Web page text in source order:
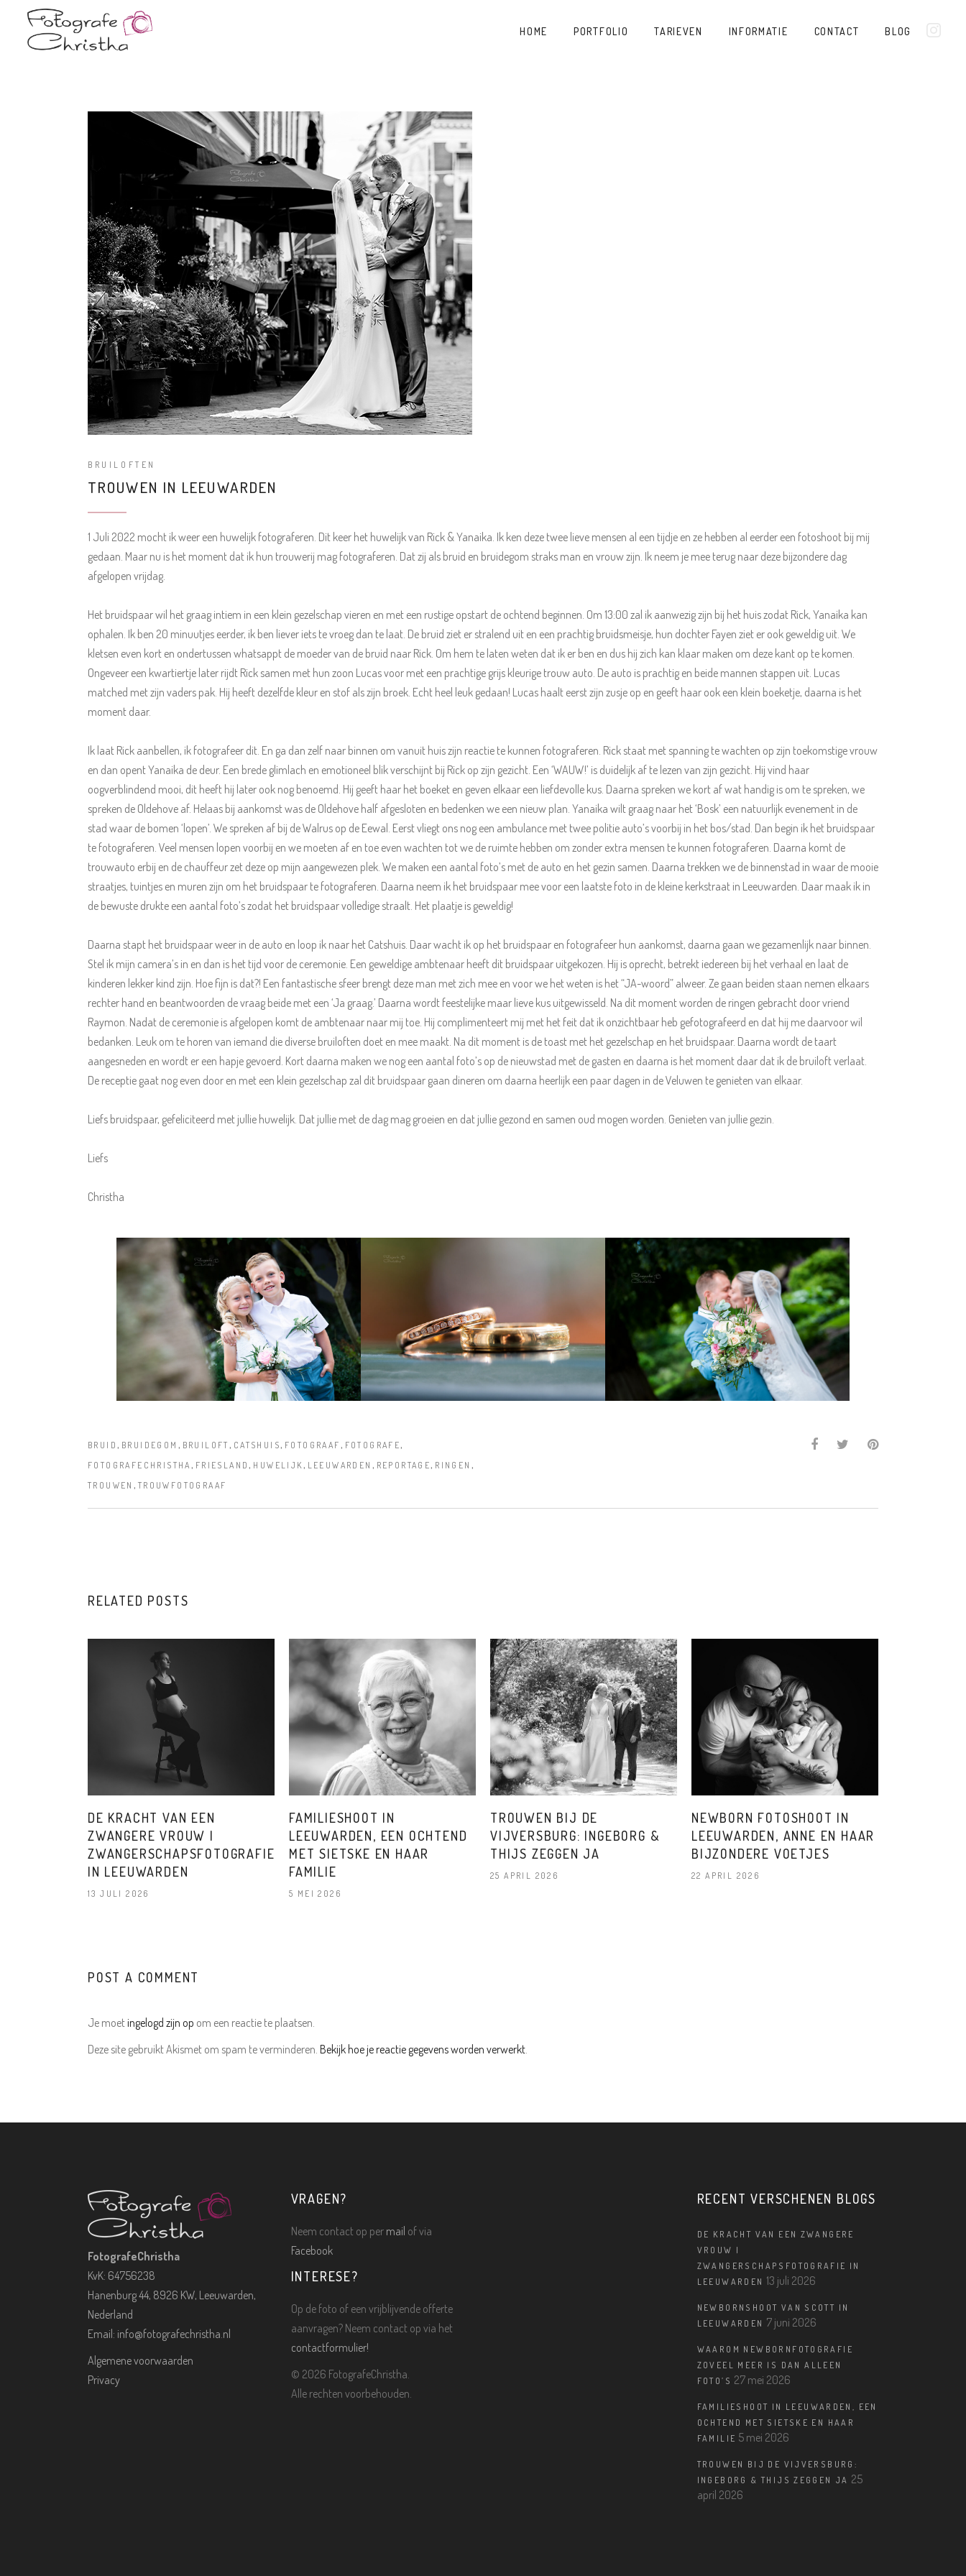
HOME PORTFOLIO TARIEVEN INFORMATIE CONTACT BLOG
BRUILOFTEN
TROUWEN IN LEEUWARDEN
1 Juli 2022 mocht ik weer een huwelijk fotograferen. Dit keer het huwelijk van Rick & Yanaika. Ik ken deze twee lieve mensen al een tijdje en ze hebben al eerder een fotoshoot bij mij
gedaan. Maar nu is het moment dat ik hun trouwerij mag fotograferen. Dat zij als bruid en bruidegom straks man en vrouw zijn. Ik neem je mee terug naar deze bijzondere dag
afgelopen vrijdag.
Het bruidspaar wil het graag intiem in een klein gezelschap vieren en met een rustige opstart de ochtend beginnen. Om 13:00 zal ik aanwezig zijn bij het huis zodat Rick, Yanaika kan
ophalen. Ik ben 20 minuutjes eerder, ik ben liever iets te vroeg dan te laat. De bruid ziet er stralend uit en een prachtig bruidsmeisje, hun dochter Fayen ziet er ook geweldig uit. We
kletsen even kort en ondertussen whatsappt de moeder van de bruid naar Rick. Om hem te laten weten dat ik er ben en dus hij zich kan klaar maken om deze kant op te komen.
Ongeveer een kwartiertje later rijdt Rick samen met hun zoon Lucas voor met een prachtige grijs kleurige trouw auto. De auto is prachtig en beide mannen stappen uit. Lucas
matched met zijn vaders pak. Hij heeft dezelfde kleur en stof als zijn broek. Echt heel leuk gedaan! Lucas haalt eerst zijn zusje op en geeft haar ook een klein boeketje, daarna is het
moment daar.
Ik laat Rick aanbellen, ik fotografeer dit. En ga dan zelf naar binnen om vanuit huis zijn reactie te kunnen fotograferen. Rick staat met spanning te wachten op zijn toekomstige vrouw
en dan opent Yanaika de deur. Een brede glimlach en emotioneel blik verschijnt bij Rick op zijn gezicht. Een ‘WAUW!’ is duidelijk af te lezen van zijn gezicht. Hij vind haar
oogverblindend mooi, dit heeft hij later ook nog benoemd. Hij geeft haar het boeket en geven elkaar een liefdevolle kus. Daarna spreken we kort af wat handig is om te spreken, we
spreken de Oldehove af. Helaas bij aankomst was de Oldehove half afgesloten en bedenken we een nieuw plan. Yanaika wilt graag naar het ‘Bosk’ een natuurlijk evenement in de
stad waar de bomen ‘lopen’. We spreken af bij de Walrus op de Eewal. Eerst vliegt ons nog een ambulance met twee politie auto’s voorbij in het bos/stad. Dan begin ik het bruidspaar
te fotograferen. Veel mensen lopen voorbij en we moeten af en toe even wachten tot we de ruimte hebben om zonder extra mensen te kunnen fotograferen. Daarna komt de
trouwauto erbij en de chauffeur zet deze op mijn aangewezen plek. We maken een aantal foto’s met de auto en het gezin samen. Daarna trekken we de binnenstad in waar de mooie
straatjes, tuintjes en muren zijn om het bruidspaar te fotograferen. Daarna neem ik het bruidspaar mee voor een laatste foto in de kleine kerkstraat in Leeuwarden. Daar maak ik in
de bewuste drukte een aantal foto’s zodat het bruidspaar volledige straalt. Het plaatje is geweldig!
Daarna stapt het bruidspaar weer in de auto en loop ik naar het Catshuis. Daar wacht ik op het bruidspaar en fotografeer hun aankomst, daarna gaan we gezamenlijk naar binnen.
Stel ik mijn camera’s in en dan is het tijd voor de ceremonie. Een geweldige ambtenaar heeft dit bruidspaar uitgekozen. Hij is oprecht, betrekt iedereen bij het verhaal en laat de
kinderen lekker kind zijn. Hoe fijn is dat?! Een fantastische sfeer brengt deze man met zich mee en voor we het weten is het “JA-woord” alweer. Ze gaan beiden staan nemen elkaars
rechter hand en beantwoorden de vraag beide met een ‘Ja graag.’ Daarna wordt feestelijke maar lieve kus uitgewisseld. Na dit moment worden de ringen gebracht door vriend
Raymon. Nadat de ceremonie is afgelopen komt de ambtenaar naar mij toe. Hij complimenteert mij met het feit dat ik onzichtbaar heb gefotografeerd en dat hij me daarvoor wil
bedanken. Leuk om te horen van iemand die diverse bruiloften doet en mee maakt. Na dit moment is de toast met het gezelschap en het bruidspaar. Daarna wordt de taart
aangesneden en wordt er een hapje gevoerd. Kort daarna maken we nog een aantal foto’s op de nieuwstad met de gasten en daarna is het moment daar dat ik de bruiloft verlaat.
De receptie gaat nog even door en met een klein gezelschap zal dit bruidspaar gaan dineren om daarna heerlijk een paar dagen in de Veluwen te genieten van elkaar.
Liefs bruidspaar, gefeliciteerd met jullie huwelijk. Dat jullie met de dag mag groeien en dat jullie gezond en samen oud mogen worden. Genieten van jullie gezin.
Liefs
Christha
BRUID , BRUIDEGOM , BRUILOFT , CATSHUIS, FOTOGRAAF , FOTOGRAFE,
FOTOGRAFECHRISTHA , FRIESLAND, HUWELIJK , LEEUWARDEN , REPORTAGE, RINGEN ,
TROUWEN , TROUWFOTOGRAAF
RELATED POSTS
DE KRACHT VAN EEN
ZWANGERE VROUW |
ZWANGERSCHAPSFOTOGRAFIE
IN LEEUWARDEN
13 JULI 2026
FAMILIESHOOT IN
LEEUWARDEN, EEN OCHTEND
MET SIETSKE EN HAAR
FAMILIE
5 MEI 2026
TROUWEN BIJ DE
VIJVERSBURG: INGEBORG &
THIJS ZEGGEN JA
25 APRIL 2026
NEWBORN FOTOSHOOT IN
LEEUWARDEN, ANNE EN HAAR
BIJZONDERE VOETJES
22 APRIL 2026
POST A COMMENT
Je moetingelogd zijn op om een reactie te plaatsen.
Deze site gebruikt Akismet om spam te verminderen. Bekijk hoe je reactie gegevens worden verwerkt.
FotografeChristha
KvK: 64756238
Hanenburg 44, 8926 KW, Leeuwarden,
Nederland
Email: info@fotografechristha.nl
Algemene voorwaarden
Privacy
VRAGEN?
Neem contact op per mail of via
Facebook
INTERESE?
Op de foto of een vrijblijvende offerte
aanvragen? Neem contact op via het
contactformulier!
© 2026 FotografeChristha.
Alle rechten voorbehouden.
RECENT VERSCHENEN BLOGS
DE KRACHT VAN EEN ZWANGERE
VROUW |
ZWANGERSCHAPSFOTOGRAFIE IN
LEEUWARDEN 13 juli 2026
NEWBORNSHOOT VAN SCOTT IN
LEEUWARDEN 7 juni 2026
WAAROM NEWBORNFOTOGRAFIE
ZOVEEL MEER IS DAN ALLEEN
FOTO’S 27 mei 2026
FAMILIESHOOT IN LEEUWARDEN, EEN
OCHTEND MET SIETSKE EN HAAR
FAMILIE 5 mei 2026
TROUWEN BIJ DE VIJVERSBURG:
INGEBORG & THIJS ZEGGEN JA 25
april 2026